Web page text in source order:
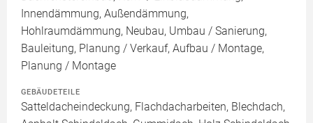
Innendämmung, Außendämmung,
Hohlraumdämmung, Neubau, Umbau / Sanierung,
Bauleitung, Planung / Verkauf, Aufbau / Montage,
Planung / Montage
GEBÄUDETEILE
Satteldacheindeckung, Flachdacharbeiten, Blechdach,